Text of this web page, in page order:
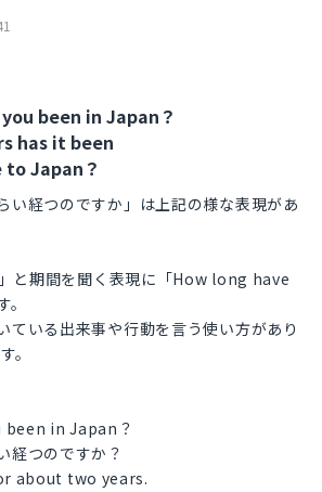
been in Japan？
has it been
to Japan？
い経つのですか」は上記の様な表現があ
と期間を聞く表現に「How long have
ている出来事や行動を言う使い方があり
。
in Japan？
経つのですか？
about two years.